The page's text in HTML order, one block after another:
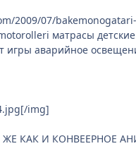
2009/07/
матрасы
игры аварийное
img]
ЖЕ КАК И КОНВЕЕРНОЕ